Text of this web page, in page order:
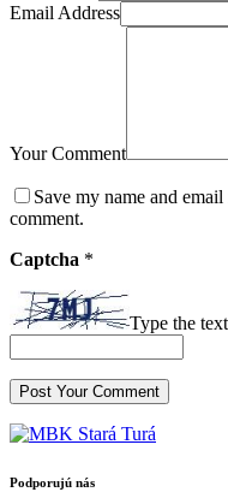
Email Address
Your Comment
Save my name and
comment.
Captcha *
Type the
Podporujú nás